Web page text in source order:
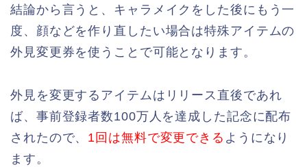
結論から言うと、キャラメイクをした後にもう一
度、顔などを作り直したい場合は特殊アイテムの
外見変更券を使うことで可能となります。
外見を変更するアイテムはリリース直後であれ
ば、事前登録者数100万人を達成した記念に配布
されたので、 1回は無料で変更できる ようになり
ます。